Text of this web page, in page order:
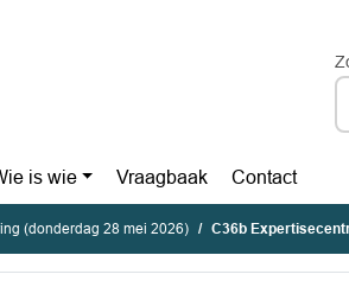
is wie Vraagbaak Contact
(donderdag 28 mei 2026) C36b Expertisecentrum